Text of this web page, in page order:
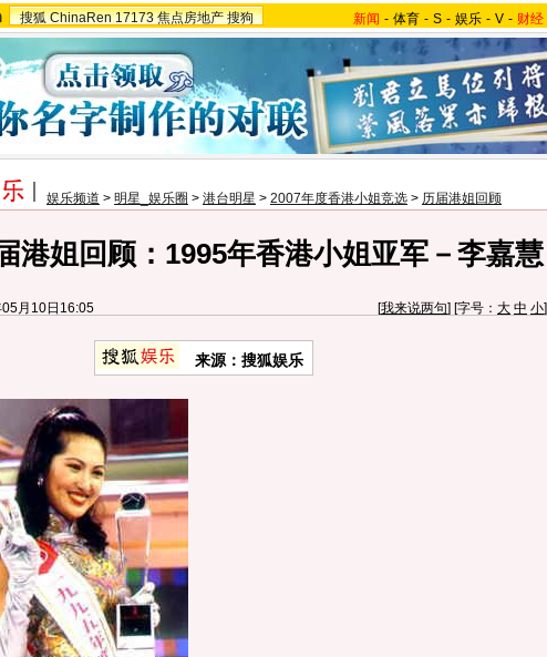
搜狐 ChinaRen 17173 焦点房地产 搜狗 新闻 - 体育 - S - 娱乐 - V - 财经
娱乐频道 > 明星_娱乐圈 > 港台明星 > 2007年度香港小姐竞选 > 历届港姐回顾
港姐回顾：1995年香港小姐亚军－李嘉慧
月10日16:05 [我来说两句] [字号： 大 中 小]
来源：搜狐娱乐